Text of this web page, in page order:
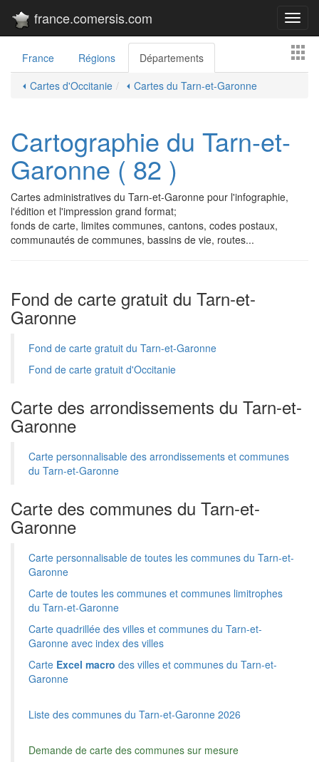
france.comersis.com
France Régions
Départements
⏴ Cartes d'Occitanie
⏴ Cartes du Tarn-et-Garonne
Cartographie du Tarn-et-
Garonne ( 82 )
Cartes administratives du Tarn-et-Garonne pour l'infographie,
l'édition et l'impression grand format;
fonds de carte, limites communes, cantons, codes postaux,
communautés de communes, bassins de vie, routes...
Fond de carte gratuit du Tarn-et-
Garonne
Fond de carte gratuit du Tarn-et-Garonne
Fond de carte gratuit d'Occitanie
Carte des arrondissements du Tarn-et-
Garonne
Carte personnalisable des arrondissements et communes
du Tarn-et-Garonne
Carte des communes du Tarn-et-
Garonne
Carte personnalisable de toutes les communes du Tarn-et-
Garonne
Carte de toutes les communes et communes limitrophes
du Tarn-et-Garonne
Carte quadrillée des villes et communes du Tarn-et-
Garonne avec index des villes
Carte Excel macro des villes et communes du Tarn-et-
Garonne
Liste des communes du Tarn-et-Garonne 2026
Demande de carte des communes sur mesure